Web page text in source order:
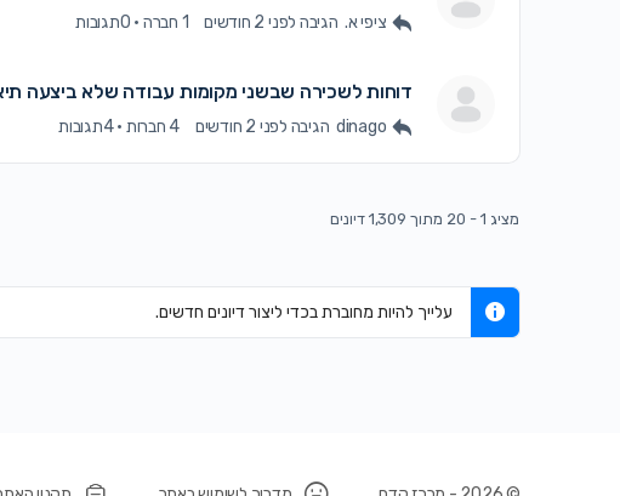
ציפי א. הגיבה לפני 2 חודשים 1 חברה · 0תגובות
דוחות לשכירה שבשני מקומות עבודה שלא ביצעה
dinago הגיבה לפני 2 חודשים 4 חברות · 4תגובות
מציג 1 - 20 מתוך 1,309 דיונים
עלייך להיות מחוברת בכדי ליצור דיונים חדשים.